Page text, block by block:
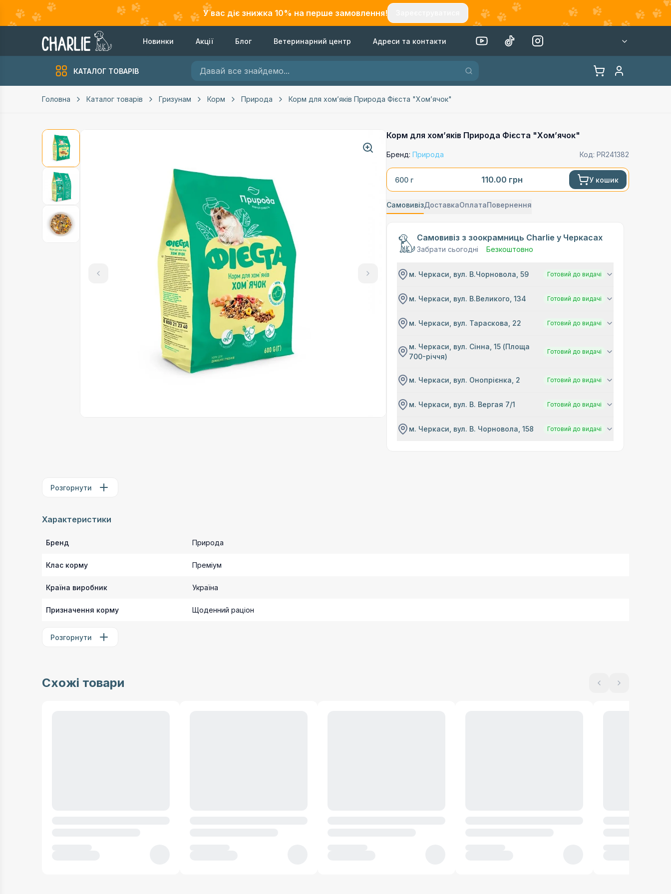
У вас діє знижка 10% на перше замовлення!
Новинки Акції Блог Ветеринарний центр Адреси та контакти
КАТАЛОГ ТОВАРІВ
Головна Каталог товарів Гризунам Корм Природа Корм для хом’яків Природа Фієста "Хомʼячок"
Корм для хом’яків Природа Фієста "Хомʼячок"
Бренд: Природа Код: PR241382
600 г 110.00 грн У кошик
СамовивізДоставкаОплатаПовернення
Самовивіз з зоокрамниць Charlie у Черкасах
Забрати сьогодні Безкоштовно
м. Черкаси, вул. В.Чорновола, 59 Готовий до видачі
м. Черкаси, вул. В.Великого, 134 Готовий до видачі
м. Черкаси, вул. Тараскова, 22 Готовий до видачі
м. Черкаси, вул. Сінна, 15 (Площа
700-річчя)
Готовий до видачі
м. Черкаси, вул. Онопрієнка, 2 Готовий до видачі
м. Черкаси, вул. В. Вергая 7/1 Готовий до видачі
м. Черкаси, вул. В. Чорновола, 158 Готовий до видачі
Розгорнути
Характеристики
Бренд Природа
Клас корму Преміум
Країна виробник Україна
Призначення корму Щоденний раціон
Розгорнути
Схожі товари